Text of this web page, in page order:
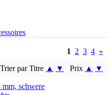
1 2 3 4 »
Trier par Titre ▲ ▼ Prix ▲ ▼